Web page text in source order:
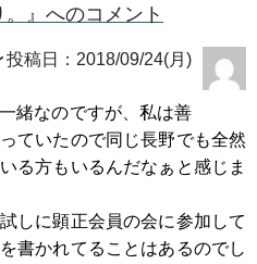
』へのコメント
投稿日：2018/09/24(月)
緒なのですが、私は善
ていたので同じ長野でも全然
る方もいるんだなぁと感じま
しに顕正会員の会に参加して
書かれてることはあるのでし